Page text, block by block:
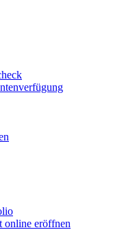
online eröffnen